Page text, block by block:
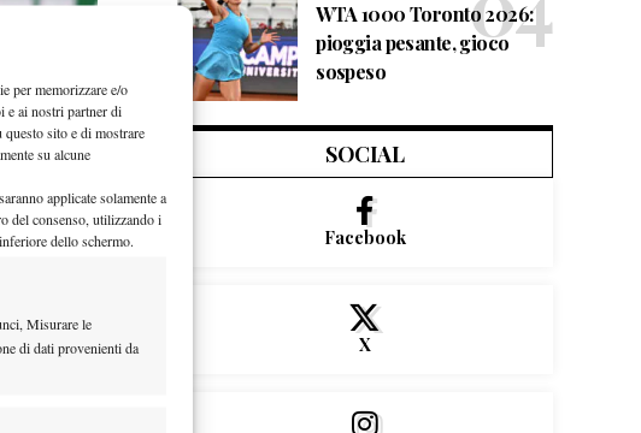
per memorizzare e/o
e ai nostri partner di
sito e di mostrare
su alcune
applicate solamente a
del consenso, utilizzando i
dello schermo.
Misurare le
di dati provenienti da
WTA 1000 Toronto 2026:
pioggia pesante, gioco
sospeso
SOCIAL
Facebook
X